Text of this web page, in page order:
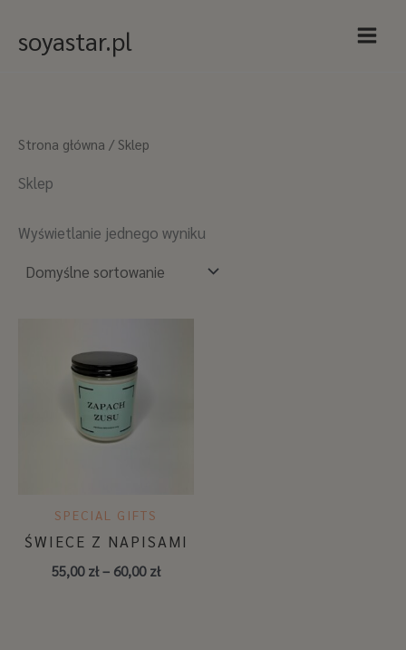
soyastar.pl
Strona główna / Sklep
Sklep
Wyświetlanie jednego wyniku
SPECIAL GIFTS
ŚWIECE Z NAPISAMI
55,00 zł – 60,00 zł